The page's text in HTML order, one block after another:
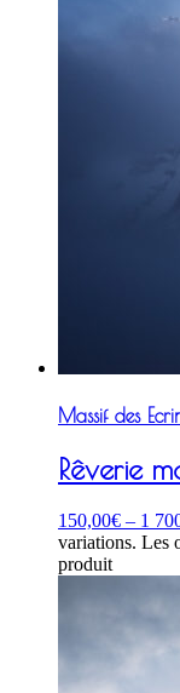
Massif des
Rêverie
150,00€ – 1
variations. Les
produit